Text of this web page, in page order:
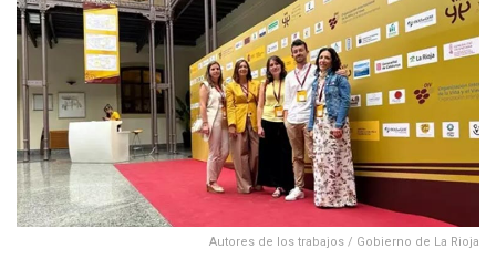
Autores de los trabajos / Gobierno de La Rioja